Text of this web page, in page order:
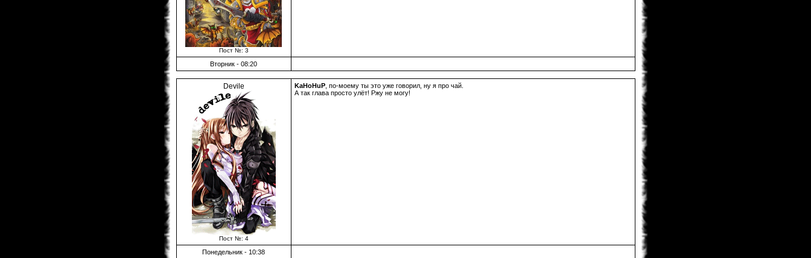
Пост №: 3
Вторник - 08:20
Devile
Пост №: 4
KaHoHuP, по-моему ты это уже говорил, ну я про чай.
А так глава просто улёт! Ржу не могу!
Понедельник - 10:38